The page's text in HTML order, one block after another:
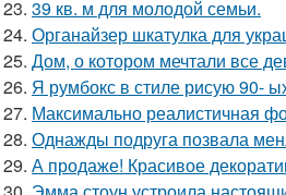
23. 39 кв. м для молодой семьи.
24. Органайзер шкатулка для
25. Дом, о котором мечтали все
26. Я румбокс в стиле рисую 90-
27. Максимально реалистичная
28. Однажды подруга позвала
29. А продаже! Красивое